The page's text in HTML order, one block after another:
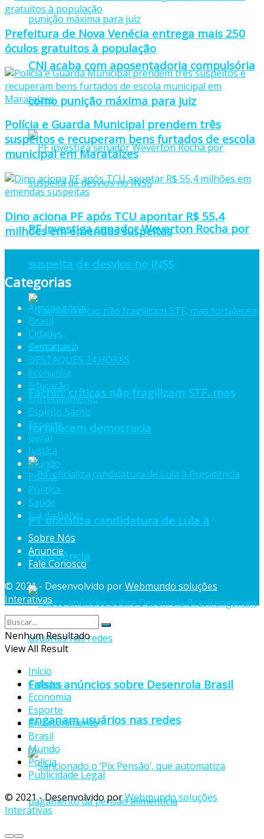
CNJ acaba com aposentadoria compulsória
como punição máxima para juiz
PF investiga senador Weverton Rocha por
suspeita de desvios no INSS
Fachin: críticas não fragilizam STF, mas
fortalecem democracia
PT oficializa candidatura de Lula à
Presidência
Falsos anúncios sobre Desenrola Brasil
enganam usuários nas redes
Prefeitura de Nova Venécia entrega mais 250
óculos gratuitos à população
Polícia e Guarda Municipal prendem três
suspeitos e recuperam bens furtados de escola
municipal em Marataízes
Dino aciona PF após TCU apontar R$ 55,4
milhões em emendas suspeitas
Categorias
Agronegócio
Brasil
Cidades
Destaques
DESTAQUES 24 HORAS
Economia
Educação
Entretenimento
Espiríto Santo
Esporte
Geral
Justiça
Mundo
Polícia
Política
Saúde
Sul da Bahia
Sobre Nós
Anuncie
Fale Conosco
© 2021 - Desenvolvido porWebmundo soluções
Interativas
Nenhum Resultado
View All Result
Início
Cidades
Economia
Esporte
Entretenimento
Brasil
Mundo
Polícia
Publicidade Legal
© 2021 - Desenvolvido porWebmundo soluções
Interativas